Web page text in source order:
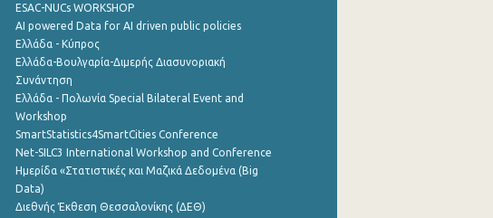
ESAC-NUCs WORKSHOP
AI powered Data for AI driven public policies
Ελλάδα - Κύπρος
Ελλάδα-Βουλγαρία-Διμερής Διασυνοριακή
Συνάντηση
Ελλάδα - Πολωνία Special Bilateral Event and
Workshop
SmartStatistics4SmartCities Conference
Net-SILC3 International Workshop and Conference
Ημερίδα «Στατιστικές και Μαζικά Δεδομένα (Big
Data)
Διεθνής Έκθεση Θεσσαλονίκης (ΔΕΘ)